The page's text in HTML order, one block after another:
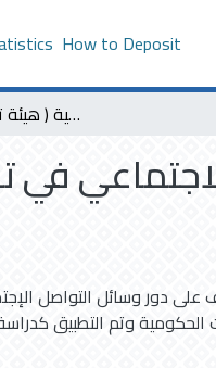
How to Deposit
دور وسائل التواصل الاجتماعي في تحسين الصورة الذهنية لأداء المؤسسات الحكومية ( هيئة تطوير منطقة حائل )
على دور وسائل التواصل
الحكومية وتم التطبيق